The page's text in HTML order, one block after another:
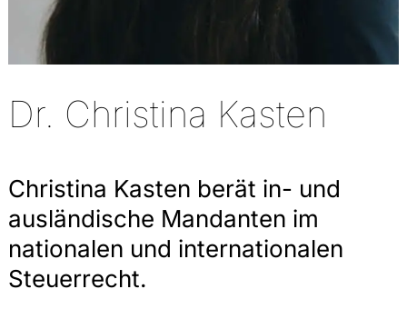
Dr. Christina Kasten
Christina Kasten berät in- und
ausländische Mandanten im
nationalen und internationalen
Steuerrecht.